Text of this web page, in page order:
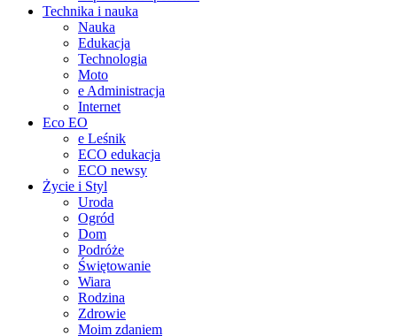
Technika i nauka
Nauka
Edukacja
Technologia
Moto
e Administracja
Internet
Eco EO
e Leśnik
ECO edukacja
ECO newsy
Życie i Styl
Uroda
Ogród
Dom
Podróże
Świętowanie
Wiara
Rodzina
Zdrowie
Moim zdaniem